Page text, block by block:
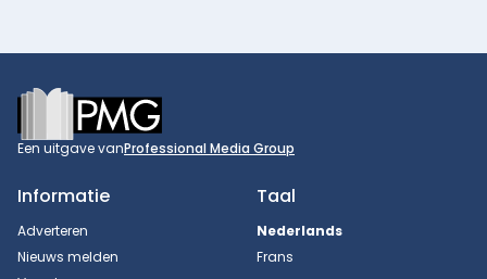
Footer
Een uitgave vanProfessional Media Group
Informatie
Adverteren
Nieuws melden
Taal
Nederlands
Frans